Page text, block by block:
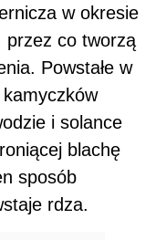
w okresie
przez co tworzą
Powstałe w
i solance
blachę
sposób
rdza.